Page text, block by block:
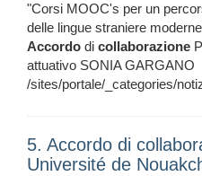
"Corsi MOOC's per un
delle lingue straniere
Accordo di collaborazione
attuativo SONIA GARGANO
/sites/portale/_categories/
5. Accordo di
Université de